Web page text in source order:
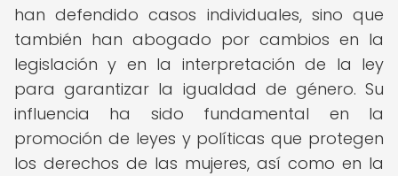
han defendido casos individuales, sino que
también han abogado por cambios en la
legislación y en la interpretación de la ley
para garantizar la igualdad de género. Su
influencia ha sido fundamental en la
promoción de leyes y políticas que protegen
los derechos de las mujeres, así como en la